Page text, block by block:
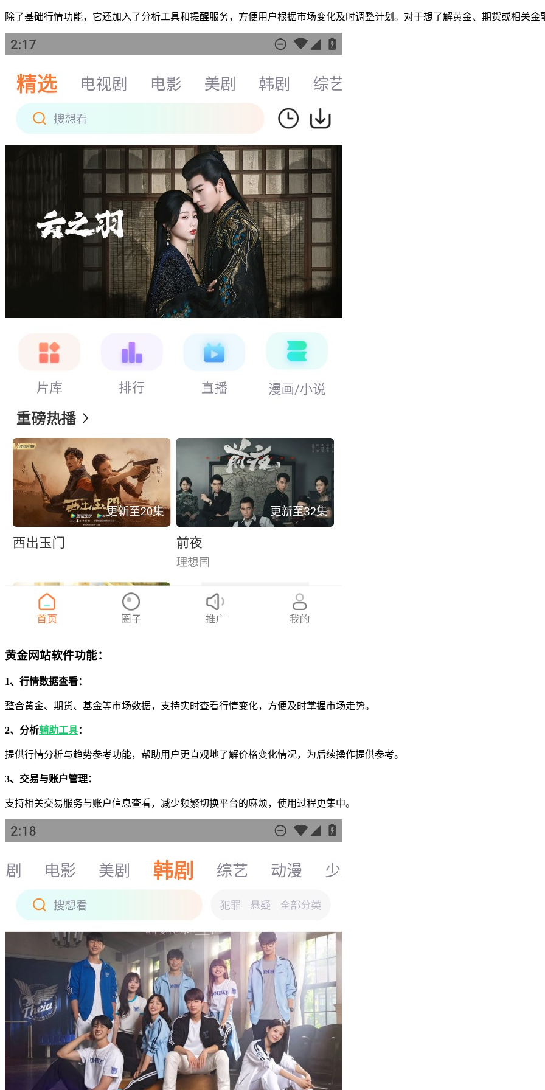
除了基础行情功能，它还加入了分析工具和提醒服务，方便用户根据市场变化及时调整计划。对于想了解黄金、期货或相关
黄金网站软件功能：
1、行情数据查看：
整合黄金、期货、基金等市场数据，支持实时查看行情变化，方便及时掌握市场走势。
2、分析辅助工具：
提供行情分析与趋势参考功能，帮助用户更直观地了解价格变化情况，为后续操作提供参考。
3、交易与账户管理：
支持相关交易服务与账户信息查看，减少频繁切换平台的麻烦，使用过程更集中。